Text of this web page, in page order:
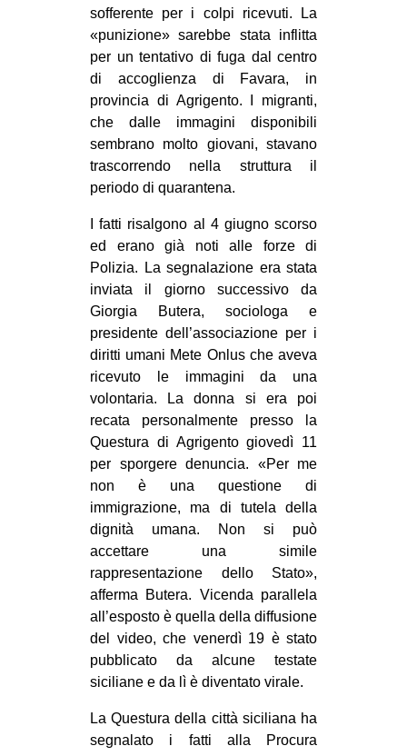
CINEMA
MANIFESTI
MUSICA
RECENSIONI
INTERNAZIONALE
AFRICA
ESTREMO ORIENTE
EUROPA
MEDIO ORIENTE
MONDO
EVENTI
in
tw
bsky
ms
SEARCH
sofferente per i colpi ricevuti. La
«punizione» sarebbe stata inflitta
per un tentativo di fuga dal centro
di accoglienza di Favara, in
provincia di Agrigento. I migranti,
che dalle immagini disponibili
sembrano molto giovani, stavano
trascorrendo nella struttura il
periodo di quarantena.
I fatti risalgono al 4 giugno scorso
ed erano già noti alle forze di
Polizia. La segnalazione era stata
inviata il giorno successivo da
Giorgia Butera, sociologa e
presidente dell’associazione per i
diritti umani Mete Onlus che aveva
ricevuto le immagini da una
volontaria. La donna si era poi
recata personalmente presso la
Questura di Agrigento giovedì 11
per sporgere denuncia. «Per me
non è una questione di
immigrazione, ma di tutela della
dignità umana. Non si può
accettare una simile
rappresentazione dello Stato»,
afferma Butera. Vicenda parallela
all’esposto è quella della diffusione
del video, che venerdì 19 è stato
pubblicato da alcune testate
siciliane e da lì è diventato virale.
La Questura della città siciliana ha
segnalato i fatti alla Procura